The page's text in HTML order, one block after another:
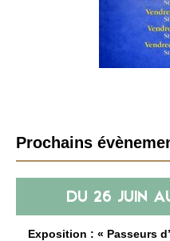
B
a
r
e
Prochains
DU 26 JUIN
Exposition : « Passeurs